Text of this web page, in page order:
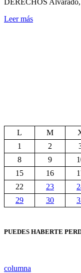
DERECHOS
Leer más
L
M
1
2
8
9
15
16
22
23
29
30
PUEDES HABERTE
columna